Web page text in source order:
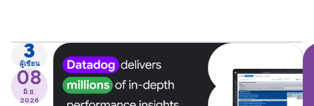
3
ผู้เขียน
08
มิ.ย.
2026